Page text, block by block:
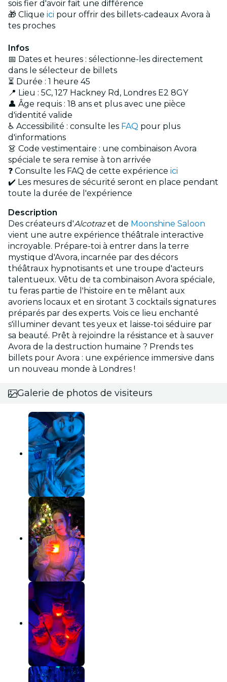
sois fier d'avoir fait une différence
🎁 Clique ici pour offrir des billets-cadeaux Avora à
tes proches
Infos
📅 Dates et heures : sélectionne-les directement
dans le sélecteur de billets
⏳ Durée : 1 heure 45
📍 Lieu : 5C, 127 Hackney Rd, Londres E2 8GY
👤 Âge requis : 18 ans et plus avec une pièce
d'identité valide
♿ Accessibilité : consulte les FAQ pour plus
d'informations
👗 Code vestimentaire : une combinaison Avora
spéciale te sera remise à ton arrivée
❓ Consulte les FAQ de cette expérience ici
✔️ Les mesures de sécurité seront en place pendant
toute la durée de l'expérience
Description
Des créateurs d'Alcotrazet de Moonshine Saloon
vient une autre expérience théâtrale interactive
incroyable. Prépare-toi à entrer dans la terre
mystique d'Avora, incarnée par des décors
théâtraux hypnotisants et une troupe d'acteurs
talentueux. Vêtu de ta combinaison Avora spéciale,
tu feras partie de l'histoire en te mêlant aux
avoriens locaux et en sirotant 3 cocktails signatures
préparés par des experts. Vois ce lieu enchanté
s'illuminer devant tes yeux et laisse-toi séduire par
sa beauté. Prêt à rejoindre la résistance et à sauver
Avora de la destruction humaine ? Prends tes
billets pour Avora : une expérience immersive dans
un nouveau monde à Londres !
Galerie de photos de visiteurs